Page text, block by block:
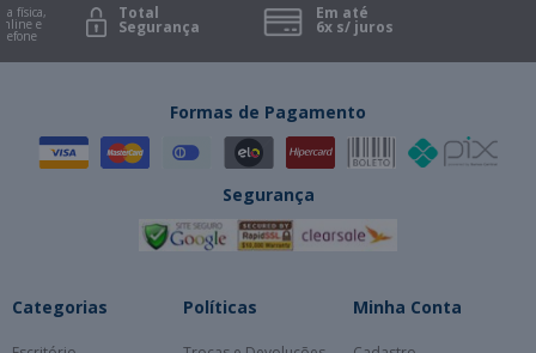
e
Total
Segurança
Em até
6x s/ juros
Formas de Pagamento
Segurança
Categorias Políticas Minha Conta